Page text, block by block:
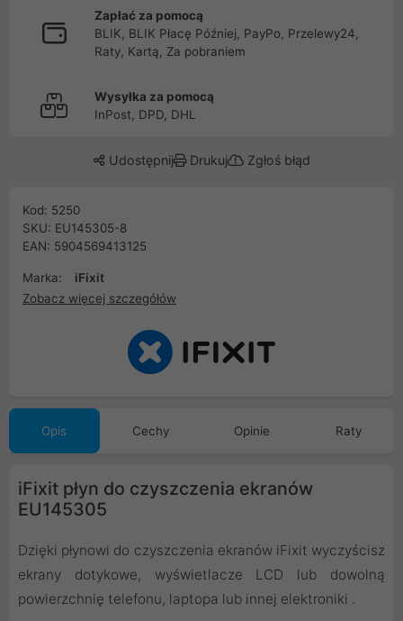
Zapłać za pomocą
BLIK, BLIK Płacę Później, PayPo, Przelewy24,
Raty, Kartą, Za pobraniem
Wysyłka za pomocą
InPost, DPD, DHL
Udostępnij Drukuj Zgłoś błąd
Kod: 5250
SKU: EU145305-8
EAN: 5904569413125
Marka:
iFixit
Zobacz więcej szczegółów
Opis Cechy Opinie Raty
iFixit płyn do czyszczenia ekranów
EU145305
Dzięki płynowi do czyszczenia ekranów iFixit wyczyścisz
ekrany dotykowe, wyświetlacze LCD lub dowolną
powierzchnię telefonu, laptopa lub innej elektroniki .